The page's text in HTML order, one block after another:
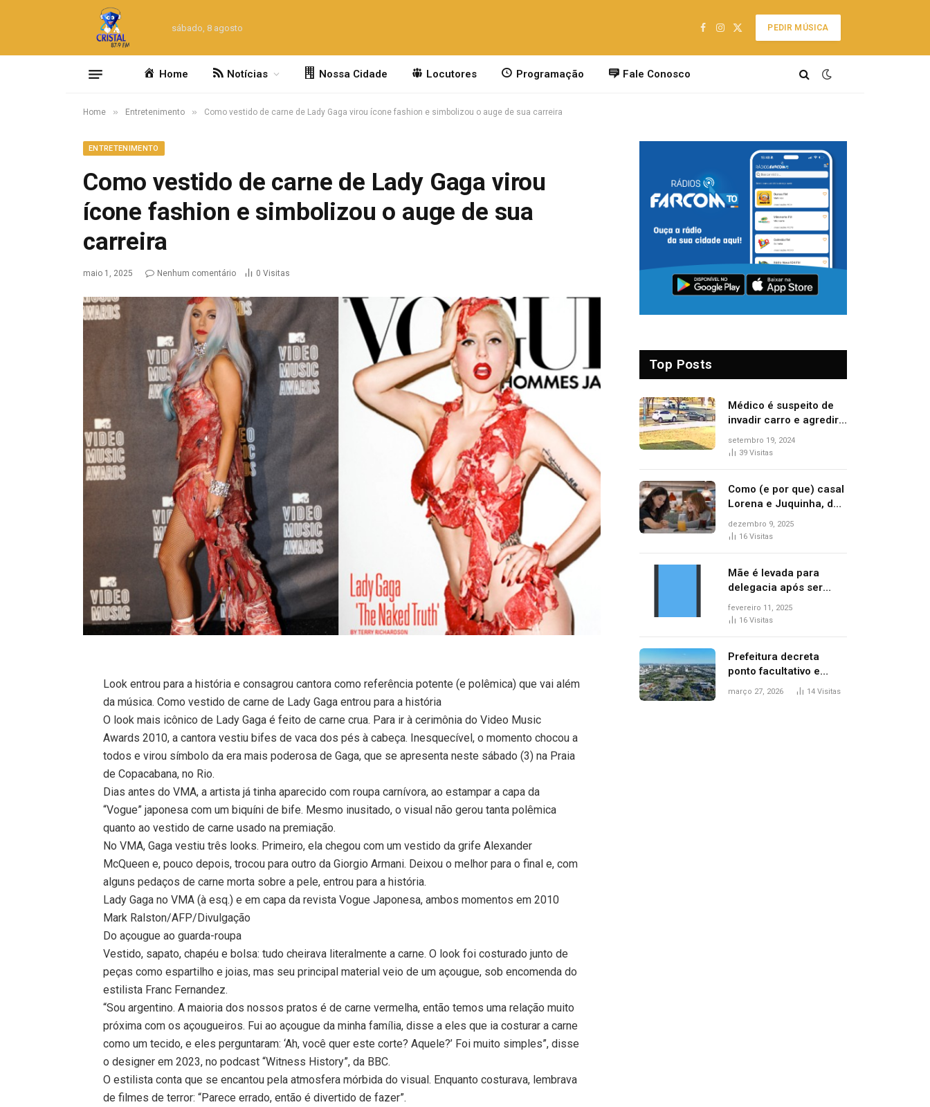
sábado, 8 agosto
Facebook
Instagram
X
PEDIR MÚSICA
Home Notícias Nossa Cidade Locutores Programação Fale Conosco
Home » Entretenimento » Como vestido de carne de Lady Gaga virou ícone fashion e simbolizou o auge de sua carreira
ENTRETENIMENTO
Como vestido de carne de Lady Gaga virou
ícone fashion e simbolizou o auge de sua
carreira
maio 1, 2025 Nenhum comentário 0 Visitas
Look entrou para a história e consagrou cantora como referência potente (e polêmica) que vai além
da música. Como vestido de carne de Lady Gaga entrou para a história
O look mais icônico de Lady Gaga é feito de carne crua. Para ir à cerimônia do Video Music
Awards 2010, a cantora vestiu bifes de vaca dos pés à cabeça. Inesquecível, o momento chocou a
todos e virou símbolo da era mais poderosa de Gaga, que se apresenta neste sábado (3) na Praia
de Copacabana, no Rio.
Dias antes do VMA, a artista já tinha aparecido com roupa carnívora, ao estampar a capa da
“Vogue” japonesa com um biquíni de bife. Mesmo inusitado, o visual não gerou tanta polêmica
quanto ao vestido de carne usado na premiação.
No VMA, Gaga vestiu três looks. Primeiro, ela chegou com um vestido da grife Alexander
McQueen e, pouco depois, trocou para outro da Giorgio Armani. Deixou o melhor para o final e, com
alguns pedaços de carne morta sobre a pele, entrou para a história.
Lady Gaga no VMA (à esq.) e em capa da revista Vogue Japonesa, ambos momentos em 2010
Mark Ralston/AFP/Divulgação
Do açougue ao guarda-roupa
Vestido, sapato, chapéu e bolsa: tudo cheirava literalmente a carne. O look foi costurado junto de
peças como espartilho e joias, mas seu principal material veio de um açougue, sob encomenda do
estilista Franc Fernandez.
“Sou argentino. A maioria dos nossos pratos é de carne vermelha, então temos uma relação muito
próxima com os açougueiros. Fui ao açougue da minha família, disse a eles que ia costurar a carne
como um tecido, e eles perguntaram: ‘Ah, você quer este corte? Aquele?’ Foi muito simples”, disse
o designer em 2023, no podcast “Witness History”, da BBC.
O estilista conta que se encantou pela atmosfera mórbida do visual. Enquanto costurava, lembrava
de filmes de terror: “Parece errado, então é divertido de fazer”.
Top Posts
Médico é suspeito de
invadir carro e agredir
delegado aposentado
durante confusão no
setembro 19, 2024
39 Visitas
Como (e por que) casal
Lorena e Juquinha, de
‘Três Graças’, ganhou
repercussão
dezembro 9, 2025
16 Visitas
Mãe é levada para
delegacia após ser
denunciada por maus-
tratos contra dois
fevereiro 11, 2025
16 Visitas
Prefeitura decreta
ponto facultativo e
servidores públicos
março 27, 2026 14 Visitas